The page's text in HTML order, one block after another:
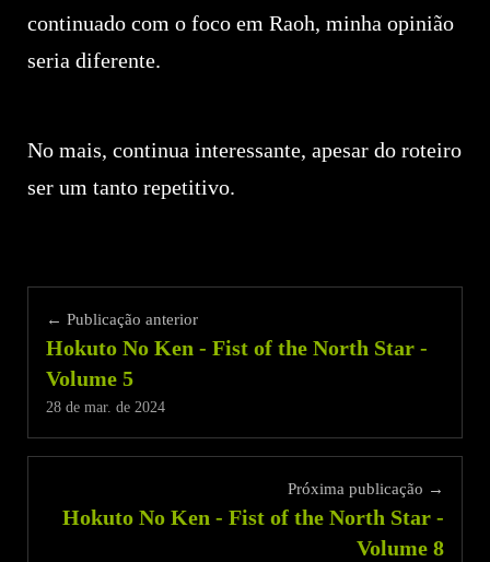
continuado com o foco em Raoh, minha opinião
seria diferente.
No mais, continua interessante, apesar do roteiro
ser um tanto repetitivo.
← Publicação anterior
Hokuto No Ken - Fist of the North Star -
Volume 5
28 de mar. de 2024
Próxima publicação →
Hokuto No Ken - Fist of the North Star -
Volume 8